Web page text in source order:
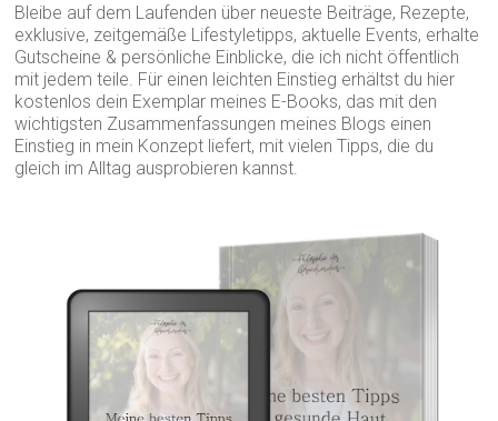
Bleibe auf dem Laufenden über neueste Beiträge, Rezepte,
exklusive, zeitgemäße Lifestyletipps, aktuelle Events, erhalte
Gutscheine & persönliche Einblicke, die ich nicht öffentlich
mit jedem teile. Für einen leichten Einstieg erhältst du hier
kostenlos dein Exemplar meines E-Books, das mit den
wichtigsten Zusammenfassungen meines Blogs einen
Einstieg in mein Konzept liefert, mit vielen Tipps, die du
gleich im Alltag ausprobieren kannst.